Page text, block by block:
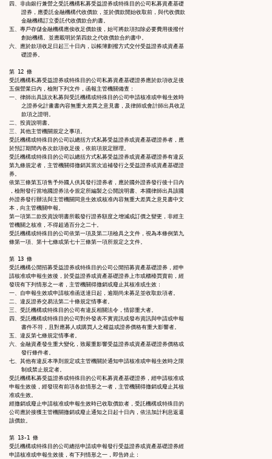
四、非由銀行兼營之受託機構私募受益證券或特殊目的公司私募資產基礎
證券，應委託金融機構代收價款，並於價款開始收取前，與代收價款
金融機構訂立委託代收價款合約書。
五、專戶存儲金融機構應俟收足價款後，始可將款項扣除必要費用後撥付
創始機構。並應載明於第四款之代收價款合約書中。
六、應於款項收足日起三十日內，以帳簿劃撥方式交付受益證券或資產基
礎證券。
第 12 條
受託機構私募受益證券或特殊目的公司私募資產基礎證券應於款項收足後
五個營業日內，檢附下列文件，函報主管機關備查：
一、律師出具該次私募與受託機構或特殊目的公司申請核准或申報生效時
之證券化計畫書內容無重大差異之意見書，及律師或會計師出具收足
款項之證明。
二、投資說明書。
三、其他主管機關規定之事項。
受託機構或特殊目的公司以總括方式私募受益證券或資產基礎證券者，應
於預訂期間內各次款項收足後，依前項規定辦理。
受託機構或特殊目的公司以總括方式私募受益證券或資產基礎證券有違反
第九條規定者，主管機關得撤銷其當次追補發行之受益證券或資產基礎證
券。
依第三條第五項售予外國人供其發行證券者，應於國外證券發行後十日內
，檢附發行當地國證券法令規定所編製之公開說明書、本國律師出具該國
外證券發行辦法與主管機關同意生效或核准內容無重大差異之意見書中文
本，向主管機關申報。
第一項第二款投資說明書所載發行證券額度之增減或訂價之變更，非經主
管機關之核准，不得超過百分之二十。
受託機構或特殊目的公司依第一項及第二項檢具之文件，視為本條例第九
條第一項、第十七條或第七十三條第一項所規定之文件。
第 13 條
受託機構公開招募受益證券或特殊目的公司公開招募資產基礎證券，經申
請核准或申報生效後，於受益證券或資產基礎證券上市或櫃檯買賣前，經
發現有下列情形之一者，主管機關得撤銷或廢止其核准或生效：
一、自申報生效或申請核准函送達日起，逾期尚未募足並收取款項者。
二、違反證券交易法第二十條規定情事者。
三、受託機構或特殊目的公司有違反相關法令，情節重大者。
四、受託機構或特殊目的公司對外發表不實資訊或發布資訊與申請或申報
書件不符，且對應募人或購買人之權益或證券價格有重大影響者。
五、違反第七條規定情事者。
六、金融資產發生重大變化，致嚴重影響受益證券或資產基礎證券價格或
發行條件者。
七、其他有違反本準則規定或主管機關於通知申請核准或申報生效時之限
制或禁止規定者。
受託機構私募受益證券或特殊目的公司私募資產基礎證券，經申請核准或
申報生效後，經發現有前項各款情形之一者，主管機關得撤銷或廢止其核
准或生效。
經撤銷或廢止申請核准或申報生效時已收取價款者，受託機構或特殊目的
公司應於接獲主管機關撤銷或廢止通知之日起十日內，依法加計利息返還
該價款。
第 13-1 條
受託機構或特殊目的公司總括申請或申報發行受益證券或資產基礎證券經
申請核准或申報生效後，有下列情形之一，即告終止：